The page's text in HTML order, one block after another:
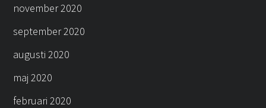
november 2020
september 2020
augusti 2020
maj 2020
februari 2020